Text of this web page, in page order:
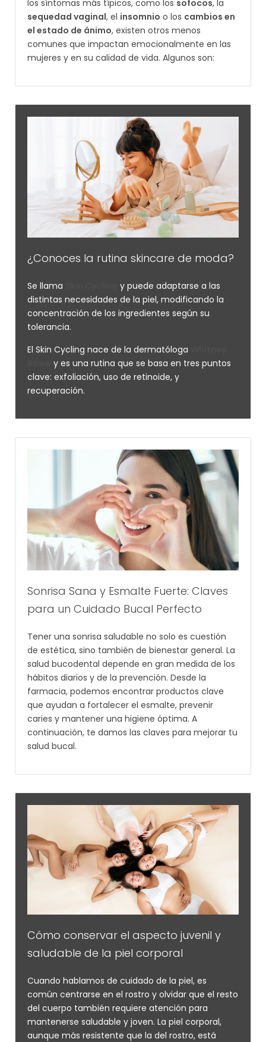
los síntomas más típicos, como los sofocos, la
sequedad vaginal, el insomnio o los cambios en
el estado de ánimo, existen otros menos
comunes que impactan emocionalmente en las
mujeres y en su calidad de vida. Algunos son:
¿Conoces la rutina skincare de moda?
Se llama
y puede adaptarse a las
distintas necesidades de la piel, modificando la
concentración de los ingredientes según su
tolerancia.
El Skin Cycling nace de la dermatóloga
y es una rutina que se basa en tres puntos
clave: exfoliación, uso de retinoide, y
recuperación.
Sonrisa Sana y Esmalte Fuerte: Claves
para un Cuidado Bucal Perfecto
Tener una sonrisa saludable no solo es cuestión
de estética, sino también de bienestar general. La
salud bucodental depende en gran medida de los
hábitos diarios y de la prevención. Desde la
farmacia, podemos encontrar productos clave
que ayudan a fortalecer el esmalte, prevenir
caries y mantener una higiene óptima. A
continuación, te damos las claves para mejorar tu
salud bucal.
Cómo conservar el aspecto juvenil y
saludable de la piel corporal
Cuando hablamos de cuidado de la piel, es
común centrarse en el rostro y olvidar que el resto
del cuerpo también requiere atención para
mantenerse saludable y joven. La piel corporal,
aunque más resistente que la del rostro, está